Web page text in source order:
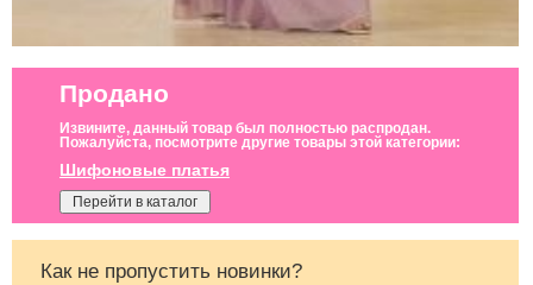
Продано
Извините, данный товар был полностью распродан.
Пожалуйста, посмотрите другие товары этой категории:
Шифоновые платья
Перейти в каталог
Как не пропустить новинки?